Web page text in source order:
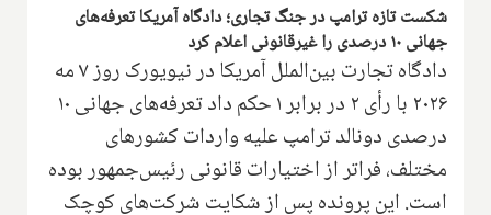
شکست تازه ترامپ در جنگ تجاری؛ دادگاه آمریکا تعرفه‌های
جهانی ۱۰ درصدی را غیرقانونی اعلام کرد
دادگاه تجارت بین‌الملل آمریکا در نیویورک روز ۷ مه
۲۰۲۶ با رأی ۲ در برابر ۱ حکم داد تعرفه‌های جهانی ۱۰
درصدی دونالد ترامپ علیه واردات کشورهای
مختلف، فراتر از اختیارات قانونی رئیس‌جمهور بوده
است. این پرونده پس از شکایت شرکت‌های کوچک